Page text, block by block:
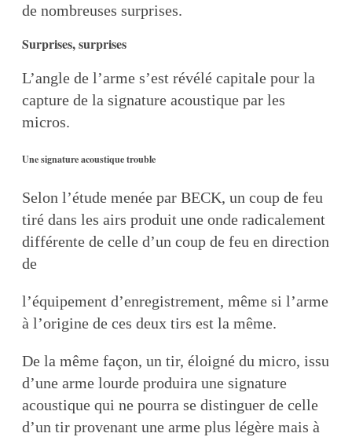
de nombreuses surprises.
Surprises, surprises
L’angle de l’arme s’est révélé capitale pour la
capture de la signature acoustique par les
micros.
Une signature acoustique trouble
Selon l’étude menée par BECK, un coup de feu
tiré dans les airs produit une onde radicalement
différente de celle d’un coup de feu en direction
de
l’équipement d’enregistrement, même si l’arme
à l’origine de ces deux tirs est la même.
De la même façon, un tir, éloigné du micro, issu
d’une arme lourde produira une signature
acoustique qui ne pourra se distinguer de celle
d’un tir provenant une arme plus légère mais à